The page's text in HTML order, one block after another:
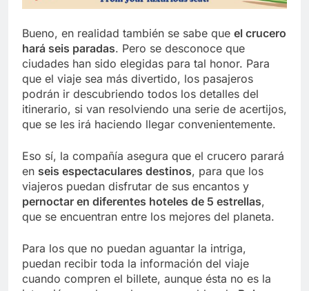
Bueno, en realidad también se sabe que el crucero
hará seis paradas. Pero se desconoce que
ciudades han sido elegidas para tal honor. Para
que el viaje sea más divertido, los pasajeros
podrán ir descubriendo todos los detalles del
itinerario, si van resolviendo una serie de acertijos,
que se les irá haciendo llegar convenientemente.
Eso sí, la compañía asegura que el crucero parará
en seis espectaculares destinos, para que los
viajeros puedan disfrutar de sus encantos y
pernoctar en diferentes hoteles de 5 estrellas,
que se encuentran entre los mejores del planeta.
Para los que no puedan aguantar la intriga,
puedan recibir toda la información del viaje
cuando compren el billete, aunque ésta no es la